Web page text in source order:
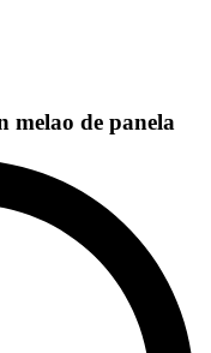
melao de panela